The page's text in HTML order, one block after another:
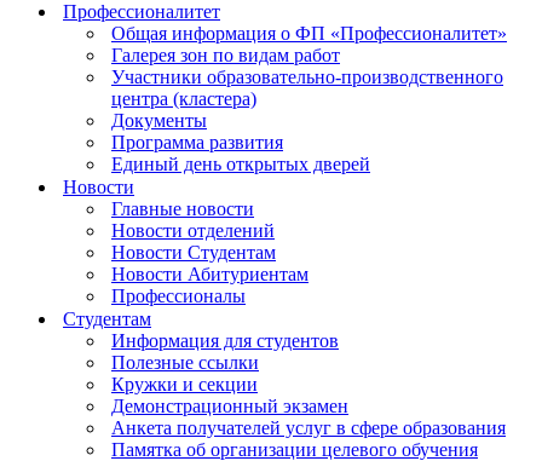
Профессионалитет
Общая информация о ФП «Профессионалитет»
Галерея зон по видам работ
Участники образовательно-производственного
центра (кластера)
Документы
Программа развития
Единый день открытых дверей
Новости
Главные новости
Новости отделений
Новости Студентам
Новости Абитуриентам
Профессионалы
Студентам
Информация для студентов
Полезные ссылки
Кружки и секции
Демонстрационный экзамен
Анкета получателей услуг в сфере образования
Памятка об организации целевого обучения